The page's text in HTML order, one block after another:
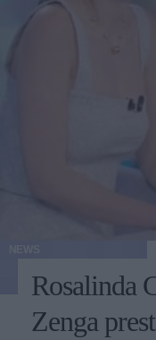
Rosalinda
Zenga